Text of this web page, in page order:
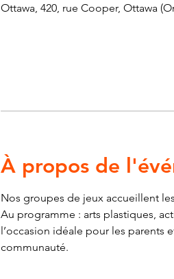
Ottawa, 420, rue Cooper, Ottawa
À propos de
Nos groupes de jeux accueillent
Au programme : arts plastiques,
l’occasion idéale pour les parents
communauté.